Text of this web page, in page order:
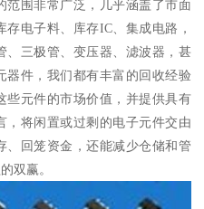
范围非常广泛，几乎涵盖了市面
存电子料、库存IC、集成电路，
、三极管、变压器、滤波器，甚
器件，我们都有丰富的回收经验
些元件的市场价值，并提供具有
，将闲置或过剩的电子元件交由
、回笼资金，还能减少仓储和管
双赢。